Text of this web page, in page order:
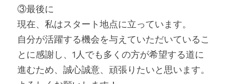
③最後に
現在、私はスタート地点に立っています。
自分が活躍する機会を与えていただいているこ
とに感謝し、1人でも多くの方が希望する道に
進むため、誠心誠意、頑張りたいと思います。